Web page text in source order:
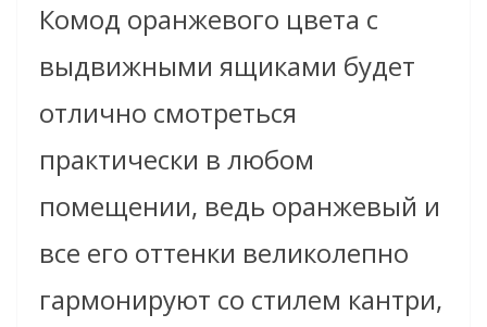
Комод оранжевого цвета с
выдвижными ящиками будет
отлично смотреться
практически в любом
помещении, ведь оранжевый и
все его оттенки великолепно
гармонируют со стилем кантри,